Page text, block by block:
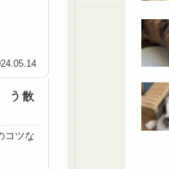
う散
コツな